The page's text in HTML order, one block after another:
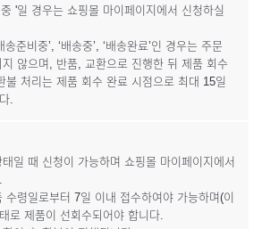
'일 경우는 쇼핑몰 마이페이지에서 신청하실
준비중’, ‘배송중’, ‘배송완료’인 경우는 주문
않으며, 반품, 교환으로 진행한 뒤 제품 회수
불 처리는 제품 회수 완료 시점으로 최대 15일
.
일 때 신청이 가능하며 쇼핑몰 마이페이지에서
령일로부터 7일 이내 접수하여야 가능하며(이
로 제품이 선회수되어야 합니다.